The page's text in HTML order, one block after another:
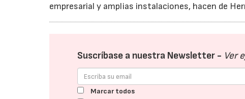
empresarial y amplias instalaciones, hacen de
Suscríbase a nuestra Newsletter - Ver
Marcar todos